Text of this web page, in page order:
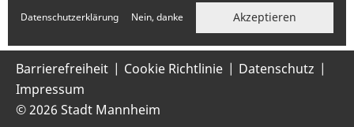
Barrierefreiheit Cookie Richtlinie
Datenschutz
Impressum
© 2026 Stadt Mannheim
Datenschutzerklärung Nein, danke Akzeptieren